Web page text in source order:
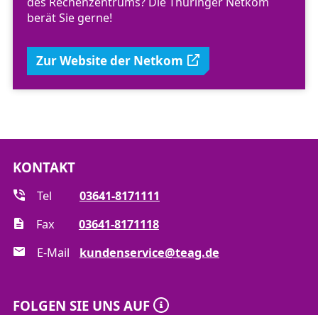
berät Sie gerne!
Zur Website der Netkom
KONTAKT
Tel
03641-8171111
Fax
03641-8171118
E-Mail
kundenservice@teag.de
FOLGEN SIE UNS AUF